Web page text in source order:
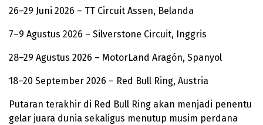
26–29 Juni 2026 – TT Circuit Assen, Belanda
7–9 Agustus 2026 – Silverstone Circuit, Inggris
28–29 Agustus 2026 – MotorLand Aragón, Spanyol
18–20 September 2026 – Red Bull Ring, Austria
Putaran terakhir di Red Bull Ring akan menjadi penentu
gelar juara dunia sekaligus menutup musim perdana